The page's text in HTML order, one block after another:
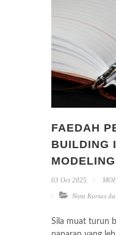
FAEDAH
BUILDING
03 Oct 2025
Nota Kursus
Sila muat turun